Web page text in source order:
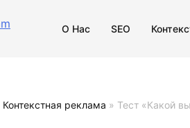
О Нас SEO
Контекстная реклама » Тест «Какой